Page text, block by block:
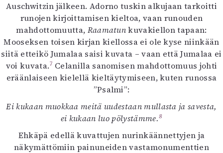
Auschwitzin jälkeen. Adorno tuskin alkujaan tarkoitti
runojen kirjoittamisen kieltoa, vaan runouden
mahdottomuutta, Raamatunkuvakiellon tapaan:
Mooseksen toisen kirjan kiellossa ei ole kyse niinkään
siitä etteikö Jumalaa saisi kuvata – vaan että Jumalaa ei
voi kuvata.7 Celanilla sanomisen mahdottomuus johti
eräänlaiseen kielellä kieltäytymiseen, kuten runossa
”Psalmi”:
Ei kukaan muokkaa meitä uudestaan mullasta ja savesta,
ei kukaan luo pölystämme.8
Ehkäpä edellä kuvattujen nurinkäännettyjen ja
näkymättömiin painuneiden vastamonumenttien